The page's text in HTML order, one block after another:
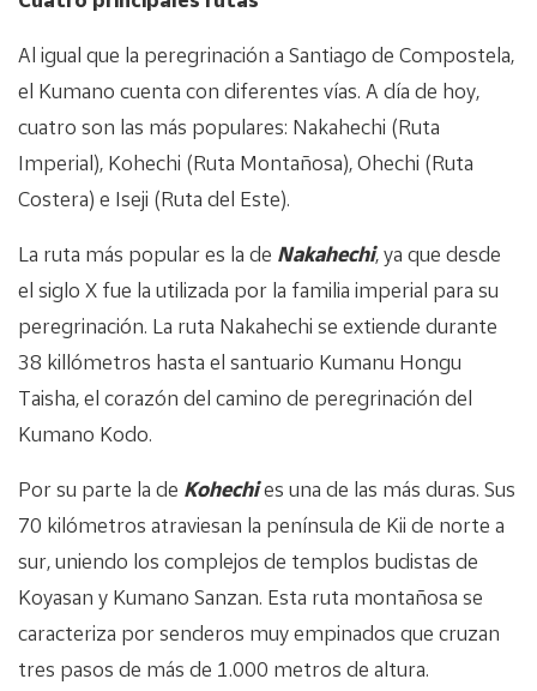
Al igual que la peregrinación a Santiago de Compostela,
el Kumano cuenta con diferentes vías. A día de hoy,
cuatro son las más populares: Nakahechi (Ruta
Imperial), Kohechi (Ruta Montañosa), Ohechi (Ruta
Costera) e Iseji (Ruta del Este).
La ruta más popular es la de Nakahechi, ya que desde
el siglo X fue la utilizada por la familia imperial para su
peregrinación. La ruta Nakahechi se extiende durante
38 killómetros hasta el santuario Kumanu Hongu
Taisha, el corazón del camino de peregrinación del
Kumano Kodo.
Por su parte la de Kohechies una de las más duras. Sus
70 kilómetros atraviesan la península de Kii de norte a
sur, uniendo los complejos de templos budistas de
Koyasan y Kumano Sanzan. Esta ruta montañosa se
caracteriza por senderos muy empinados que cruzan
tres pasos de más de 1.000 metros de altura.